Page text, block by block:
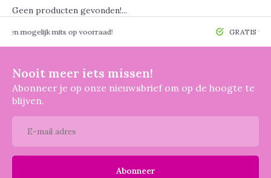
Geen producten gevonden!...
mits op voorraad! GRATIS
Nooit meer iets missen!
Abonneer je op onze nieuwsbrief om op de hoogte te
blijven.
Abonneer